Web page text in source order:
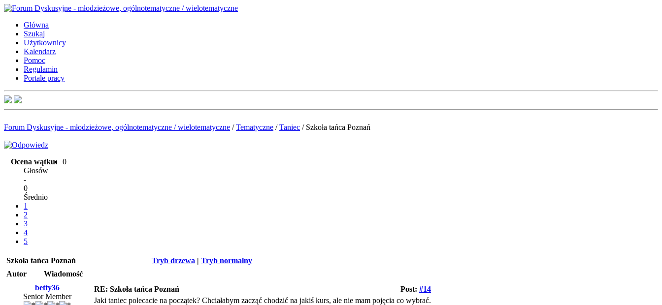
Główna
Szukaj
Użytkownicy
Kalendarz
Pomoc
Regulamin
Portale pracy
Forum Dyskusyjne - młodzieżowe, ogólnotematyczne / wielotematyczne /Tematyczne /Taniec / Szkoła tańca Poznań
Ocena wątku:
0
Głosów
-
0
Średnio
1
2
3
4
5
Tryb drzewa | Tryb normalny
Szkoła tańca Poznań
Autor
Wiadomość
betty36
Senior Member
Post: #14
RE: Szkoła tańca Poznań
Jaki taniec polecacie na początek? Chciałabym zacząć chodzić na jakiś kurs, ale nie mam pojęcia co wybrać.